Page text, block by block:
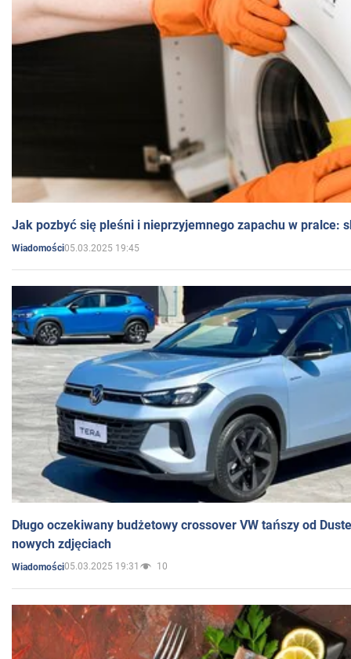
Jak pozbyć się pleśni i nieprzyjemnego zapachu w pralce:
Wiadomości05.03.2025 19:45
Długo oczekiwany budżetowy crossover VW tańszy od
nowych zdjęciach
Wiadomości05.03.2025 19:31 10